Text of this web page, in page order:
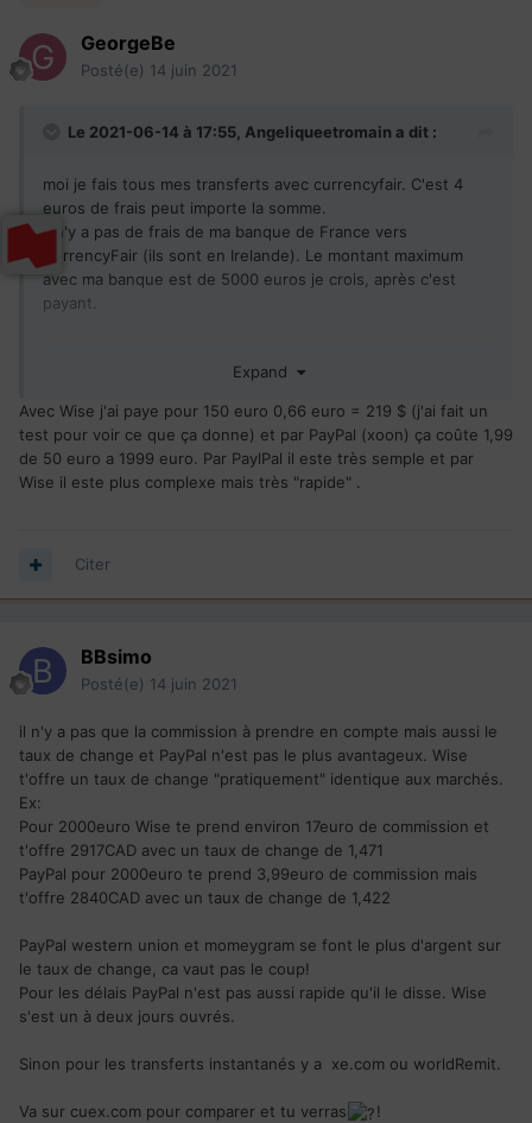
GeorgeBe
Posté(e) 14 juin 2021
Le 2021-06-14 à 17:55, Angeliqueetromain a dit :
moi je fais tous mes transferts avec currencyfair. C'est 4
euros de frais peut importe la somme.
Il n'y a pas de frais de ma banque de France vers
CurrencyFair (ils sont en Irelande). Le montant maximum
avec ma banque est de 5000 euros je crois, après c'est
payant.
confirme ton compte de destination (au Canada donc) avant
courage
Expand
Avec Wise j'ai paye pour 150 euro 0,66 euro = 219 $ (j'ai fait un
test pour voir ce que ça donne) et par PayPal (xoon) ça coûte 1,99
de 50 euro a 1999 euro. Par PaylPal il este très semple et par
Wise il este plus complexe mais très "rapide" .
Citer
BBsimo
Posté(e) 14 juin 2021
il n'y a pas que la commission à prendre en compte mais aussi le
taux de change et PayPal n'est pas le plus avantageux. Wise
t'offre un taux de change "pratiquement" identique aux marchés.
Ex:
Pour 2000euro Wise te prend environ 17euro de commission et
t'offre 2917CAD avec un taux de change de 1,471
PayPal pour 2000euro te prend 3,99euro de commission mais
t'offre 2840CAD avec un taux de change de 1,422
PayPal western union et momeygram se font le plus d'argent sur
le taux de change, ca vaut pas le coup!
Pour les délais PayPal n'est pas aussi rapide qu'il le disse. Wise
s'est un à deux jours ouvrés.
Sinon pour les transferts instantanés y a xe.com ou worldRemit.
Va sur cuex.com pour comparer et tu verras !